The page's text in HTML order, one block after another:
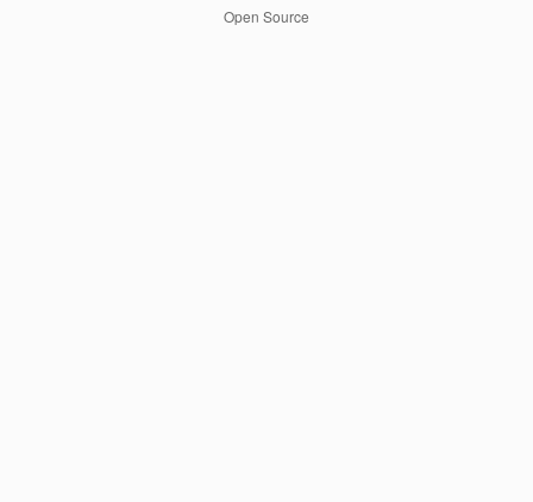
Open Source